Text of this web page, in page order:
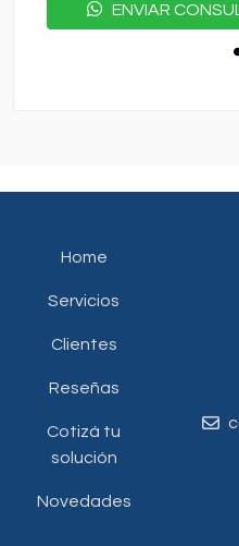
ENVIAR
Home
Servicios
Clientes
Reseñas
Cotizá tu
solución
Novedades